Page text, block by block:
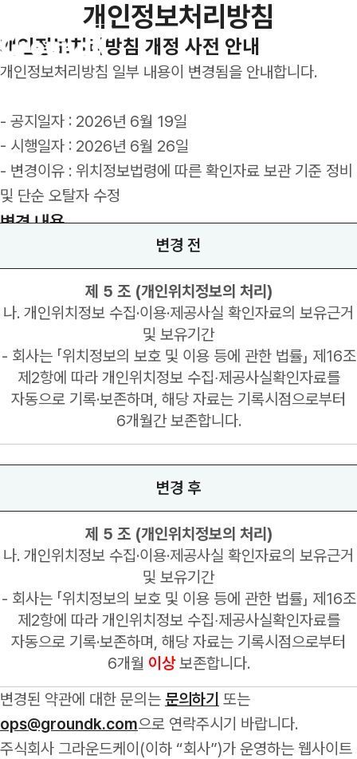
프리미엄 의전 수송
메가 이벤트 수송
셔틀 위탁 관리
인사이트
뉴스레터
개인정보처리방침
개인정보처리방침 개정 사전 안내
개인정보처리방침 일부 내용이 변경됨을 안내합니다.
- 공지일자 : 2026년 6월 19일
- 시행일자 : 2026년 6월 26일
- 변경이유 : 위치정보법령에 따른 확인자료 보관 기준 정비
및 단순 오탈자 수정
변경 내용
변경 전
변경 후
제 5 조 (개인위치정보의 처리)
나. 개인위치정보 수집·이용·제공사실 확인자료의 보유근거
및 보유기간
- 회사는 「위치정보의 보호 및 이용 등에 관한 법률」 제16조
제2항에 따라 개인위치정보 수집‧제공사실확인자료를
자동으로 기록·보존하며, 해당 자료는 기록시점으로부터
6개월간 보존합니다.
제 5 조 (개인위치정보의 처리)
나. 개인위치정보 수집·이용·제공사실 확인자료의 보유근거
및 보유기간
- 회사는 「위치정보의 보호 및 이용 등에 관한 법률」 제16조
제2항에 따라 개인위치정보 수집‧제공사실확인자료를
자동으로 기록·보존하며, 해당 자료는 기록시점으로부터
6개월 이상보존합니다.
변경된 약관에 대한 문의는 문의하기 또는
ops@groundk.com으로 연락주시기 바랍니다.
주식회사 그라운드케이(이하 “회사”)가 운영하는 웹사이트